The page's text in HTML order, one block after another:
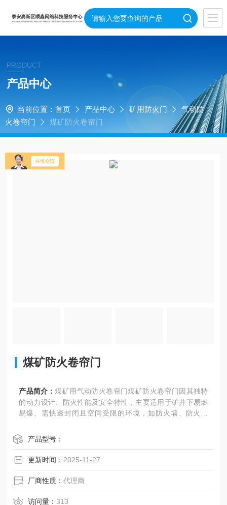
PRODUCT
产品中心
当前位置： 首页 产品中心 矿用防火门
气动防
火卷帘门
煤矿防火卷帘门
煤矿防火卷帘门
产品简介：煤矿用气动防火卷帘门煤矿防火卷帘门因其独特
的动力设计、防火性能及安全特性，主要适用于矿井下易燃
易爆、需快速封闭且空间受限的环境，如防火墙、防火分
产品型号：
更新时间： 2025-11-27
厂商性质：代理商
访问量：313